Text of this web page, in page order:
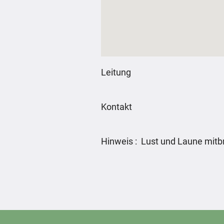
Leitung
Kontakt
Hinweis : Lust und Laune